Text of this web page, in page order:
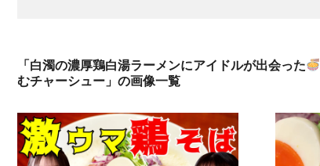
「白濁の濃厚鶏白湯ラーメンにアイドルが出会った
むチャーシュー」の画像一覧